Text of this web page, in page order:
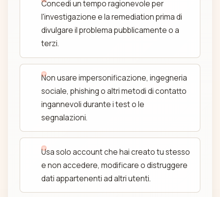
Concedi un tempo ragionevole per
l'investigazione e la remediation prima di
divulgare il problema pubblicamente o a
terzi.
Non usare impersonificazione, ingegneria
sociale, phishing o altri metodi di contatto
ingannevoli durante i test o le
segnalazioni.
Usa solo account che hai creato tu stesso
e non accedere, modificare o distruggere
dati appartenenti ad altri utenti.